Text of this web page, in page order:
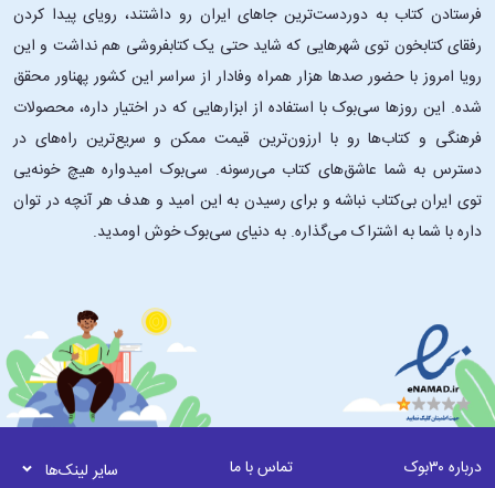
فرستادن کتاب به دوردست‌ترین جاهای ایران رو داشتند، رویای پیدا کردن
رفقای کتابخون توی شهرهایی که شاید حتی یک کتابفروشی هم نداشت و این
رویا امروز با حضور صدها هزار همراه وفادار از سراسر این کشور پهناور محقق
شده. این ‌روزها سی‌بوک با استفاده از ابزارهایی که در اختیار داره، محصولات
فرهنگی و کتاب‌ها رو با ارزون‌ترین قیمت ممکن و سریع‌ترین راه‌های در
دسترس به شما عاشق‌های کتاب می‌رسونه. سی‌بوک امیدواره هیچ خونه‌یی
توی ایران بی‌کتاب نباشه و برای رسیدن به این امید و هدف هر آنچه در توان
داره با شما به اشتراک می‌گذاره. به دنیای سی‌بوک خوش اومدید.
درباره ۳۰بوک تماس با ما سایر لینک‌ها